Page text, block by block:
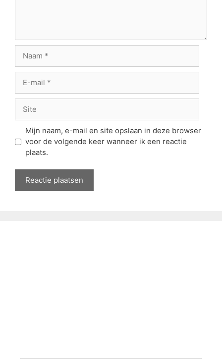
mail
Mijn naam, e-mail en site opslaan in deze browser
voor de volgende keer wanneer ik een reactie
plaats.